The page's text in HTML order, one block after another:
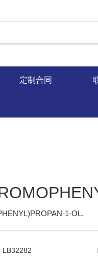
定制合同
1-OL,
LB32282